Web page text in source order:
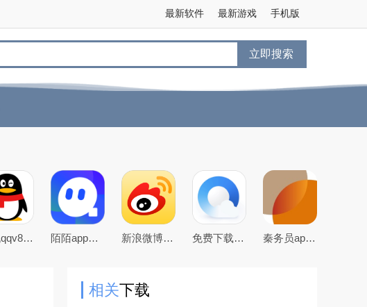
手机版
最新游戏
最新软件
立即搜索
手机qqv8.5.0官方正式版 陌陌app下载2026最新官方版 新浪微博app下载2026官方最新版 免费下载2026最新版手机QQ浏览器 秦务员app下载2026最新版
相关下载